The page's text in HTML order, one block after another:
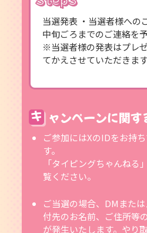
当選発表 ・当選者様への
中旬ごろまでのご連絡を
※当選者様の発表はプレ
てかえさせていただきます
キ ャンペーンに関す
ご参加にはXのIDをお持
す。
「タイピングちゃんねる
覧ください。
ご当選の場合、DMまた
付先のお名前、ご住所等
が発生いたします。やり